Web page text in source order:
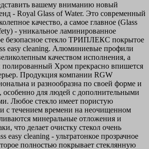
вашему вниманию новый
- Royal Glass of Water. Это современный
качество, а самое главное (Glass
- уникальное ламинированное
безопасное стекло ТРИПЛЕКС покрытое
easy cleaning. Алюминиевые профили
качеством исполнения, а
полированный Хром прекрасно впишется
Продукция компании RGW
и разнообразна по своей форме и
особенно для людей с дополнительными
Любое стекло имеет пористую
с течением времени на неочищенном
минеральные отложения и
что делает очистку стекол очень
easy cleaning - ультратонкое прозрачное
полностью покрывает стеклянную